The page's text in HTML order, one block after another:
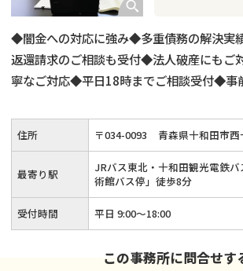
◆闇金への対応に強み◆多重債務の解決実
返還請求のご相談も受付◆法人破産にもご
寧なご対応◆平日18時までご相談受付◆事
住所 〒034-0093 青森県十和田市
最寄り駅
JRバス東北・十和田観光電鉄
術館バス停」徒歩8分
受付時間 平日 9:00〜18:00
この事務所に問合せす